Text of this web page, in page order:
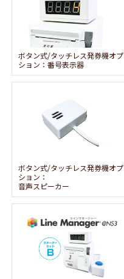
ボタン式/タッチレス発券機オプ
ション：番号表示器
ボタン式/タッチレス発券機オプ
ション：
音声スピーカー